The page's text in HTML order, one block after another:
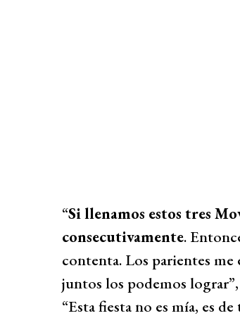
“Si llenamos estos tres
consecutivamente.
contenta. Los parientes me
juntos los podemos
“Esta fiesta no es mía, es